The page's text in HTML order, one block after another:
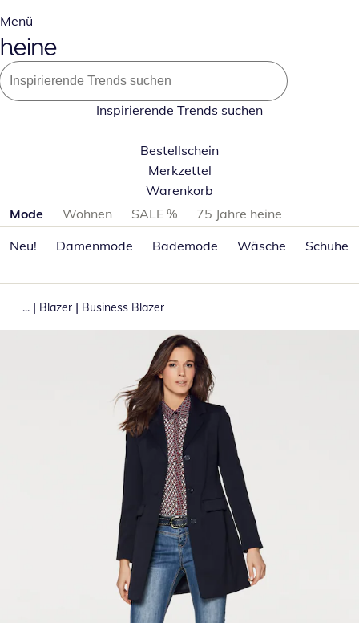
Menü
Inspirierende Trends suchen
Bestellschein
Merkzettel
Warenkorb
Produktkategorien überspringen
Mode Wohnen SALE %
75 Jahre heine
Neu!
Damenmode Bademode Wäsche Schuhe
... | Blazer | Business Blazer